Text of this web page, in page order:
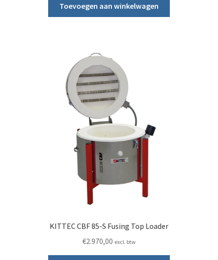
Toevoegen aan winkelwagen
KITTEC CBF 85-S Fusing Top Loader
€2.970,00 excl. btw